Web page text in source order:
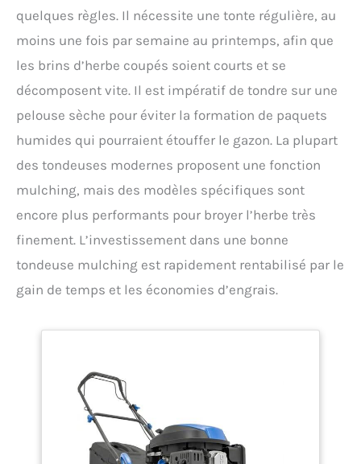
quelques règles. Il nécessite une tonte régulière, au
moins une fois par semaine au printemps, afin que
les brins d’herbe coupés soient courts et se
décomposent vite. Il est impératif de tondre sur une
pelouse sèche pour éviter la formation de paquets
humides qui pourraient étouffer le gazon. La plupart
des tondeuses modernes proposent une fonction
mulching, mais des modèles spécifiques sont
encore plus performants pour broyer l’herbe très
finement. L’investissement dans une bonne
tondeuse mulching est rapidement rentabilisé par le
gain de temps et les économies d’engrais.